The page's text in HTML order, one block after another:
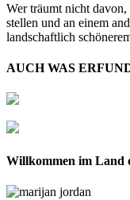
Wer träumt nicht
stellen und an einem
landschaftlich
AUCH WAS
Willkommen im Land